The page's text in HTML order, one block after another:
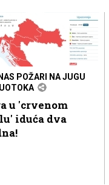
POŽARI NA JUGU
u 'crvenom
iduća dva